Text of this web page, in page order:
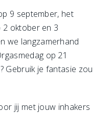
9 september, het
2 oktober en 3
we langzamerhand
op 21
Gebruik je fantasie zou
jij met jouw inhakers